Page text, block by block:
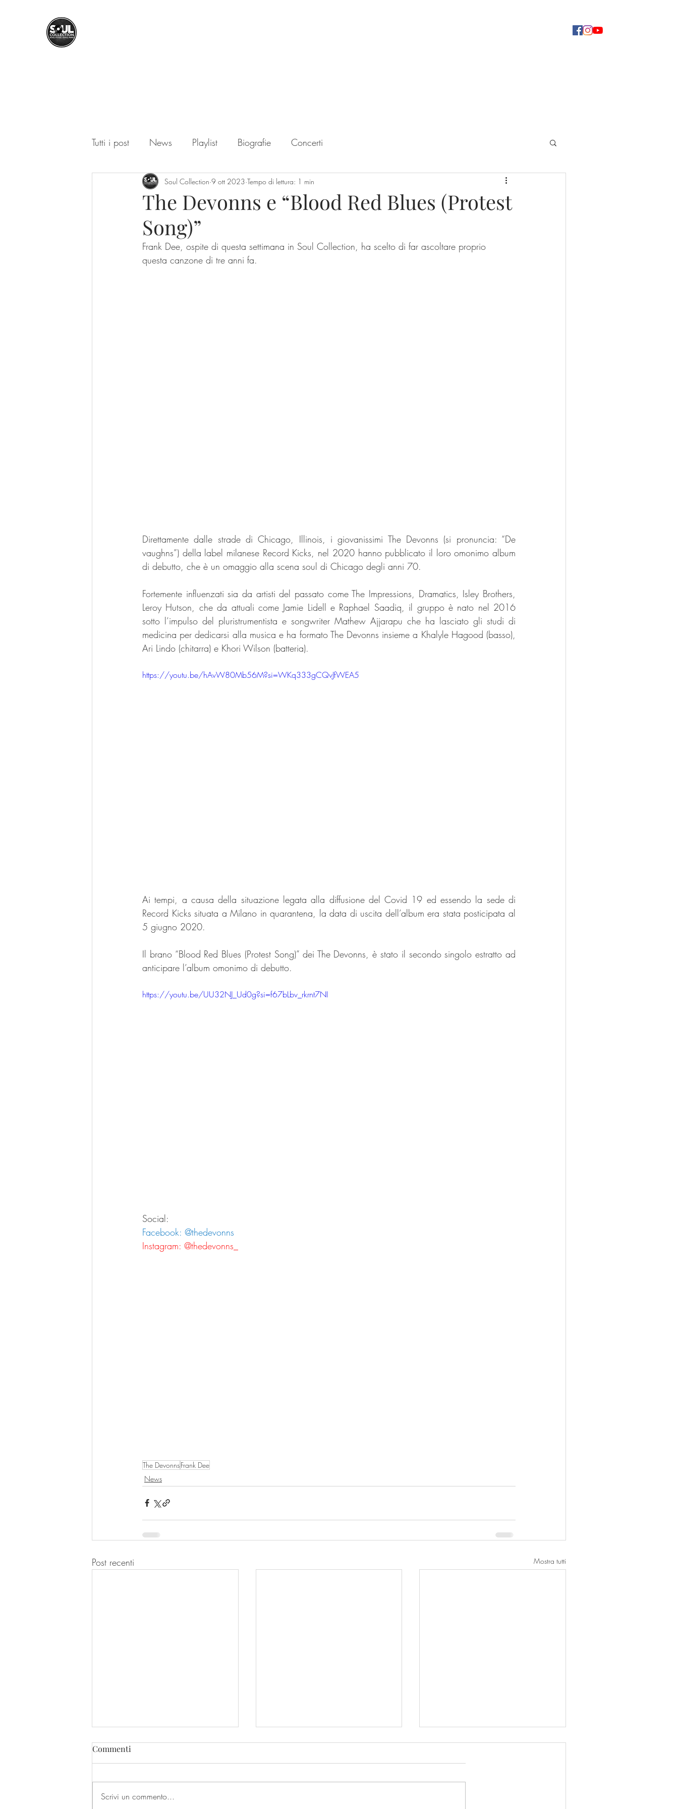
Tutti i post News Playlist Biografie Concerti
The Devonns e “Blood Red Blues (Protest
Song)”
Soul Collection 9 ott 2023 Tempo di lettura: 1 min
Frank Dee, ospite di questa settimana in Soul Collection, ha scelto di far ascoltare proprio
questa canzone di tre anni fa.
Direttamente dalle strade di Chicago, Illinois, i giovanissimi The Devonns (si pronuncia: “De
vaughns”) della label milanese Record Kicks, nel 2020 hanno pubblicato il loro omonimo album
di debutto, che è un omaggio alla scena soul di Chicago degli anni 70.
Fortemente influenzati sia da artisti del passato come The Impressions, Dramatics, Isley Brothers,
Leroy Hutson, che da attuali come Jamie Lidell e Raphael Saadiq, il gruppo è nato nel 2016
sotto l’impulso del pluristrumentista e songwriter Mathew Ajjarapu che ha lasciato gli studi di
medicina per dedicarsi alla musica e ha formato The Devonns insieme a Khalyle Hagood (basso),
Ari Lindo (chitarra) e Khori Wilson (batteria).
https://youtu.be/hAvW80Mb56M?si=WKq333gCQvJfWEA5
Ai tempi, a causa della situazione legata alla diffusione del Covid 19 ed essendo la sede di
Record Kicks situata a Milano in quarantena, la data di uscita dell’album era stata posticipata al
5 giugno 2020.
Il brano “Blood Red Blues (Protest Song)” dei The Devonns, è stato il secondo singolo estratto ad
anticipare l’album omonimo di debutto.
https://youtu.be/UU32NJ_Ud0g?si=f67bLbv_rkrnt7NI
Social:
Facebook: @thedevonns
Instagram: @thedevonns_
The DevonnsFrank Dee
News
Post recenti Mostra tutti
Commenti
Scrivi un commento...